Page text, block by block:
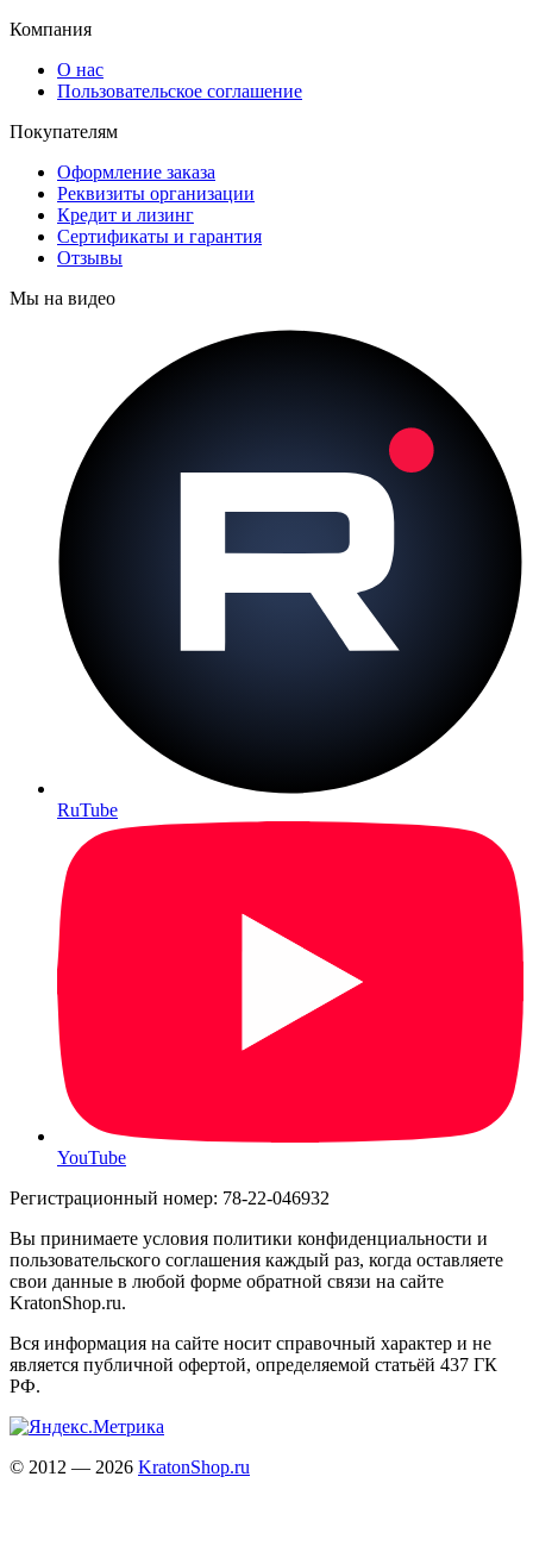
Компания
О нас
Пользовательское соглашение
Покупателям
Оформление заказа
Реквизиты организации
Кредит и лизинг
Сертификаты и гарантия
Отзывы
Мы на видео
RuTube
YouTube
Регистрационный номер: 78-22-046932
Вы принимаете условия политики конфиденциальности и
пользовательского соглашения каждый раз, когда оставляете
свои данные в любой форме обратной связи на сайте
KratonShop.ru.
Вся информация на сайте носит справочный характер и не
является публичной офертой, определяемой статьёй 437 ГК
РФ.
© 2012 — 2026 KratonShop.ru